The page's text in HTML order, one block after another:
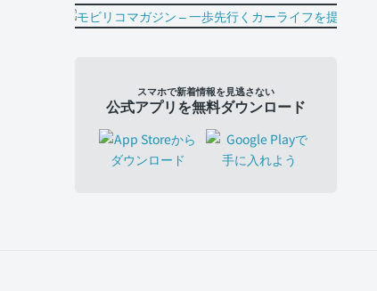
スマホで新着情報を見逃さない
公式アプリを無料ダウンロード